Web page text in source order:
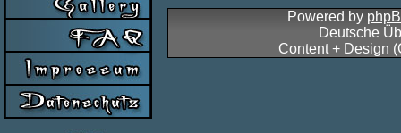
Powered by
Deutsche
Content + Design